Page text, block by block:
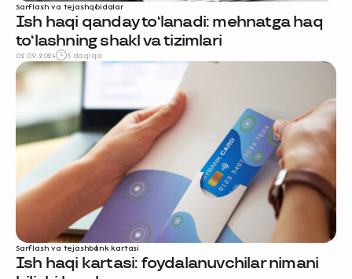
Sarflash va tejashqoidalar
Ish haqi qanday to‘lanadi: mehnatga haq
to‘lashning shakl va tizimlari
02.09.2024 5 daqiqa
Sarflash va tejashbank kartasi
Ish haqi kartasi: foydalanuvchilar nimani